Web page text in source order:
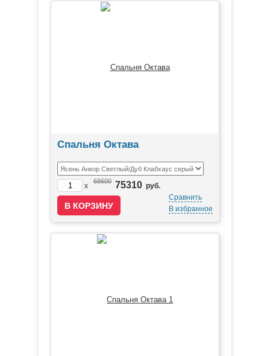
Спальня Октава
x
68600 75310 руб.
Сравнить
В избранное